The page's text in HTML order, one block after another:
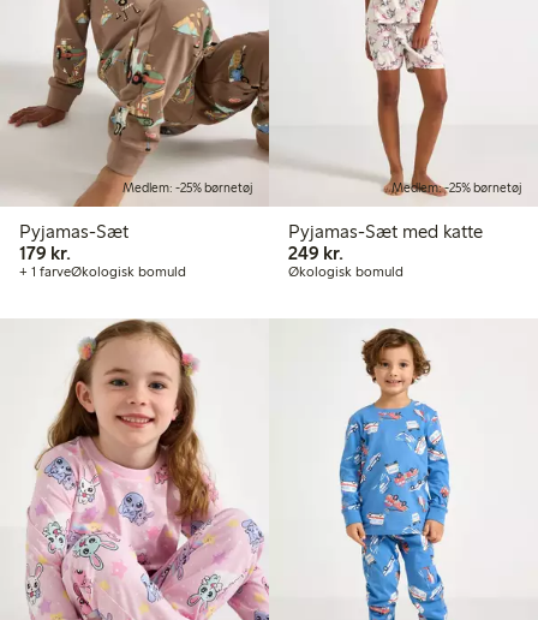
Medlem: -25% børnetøj
Pyjamas-Sæt
179 kr.
+ 1 farveØkologisk bomuld
Medlem: -25% børnetøj
Pyjamas-Sæt med katte
249 kr.249,00 kr.
Økologisk bomuld